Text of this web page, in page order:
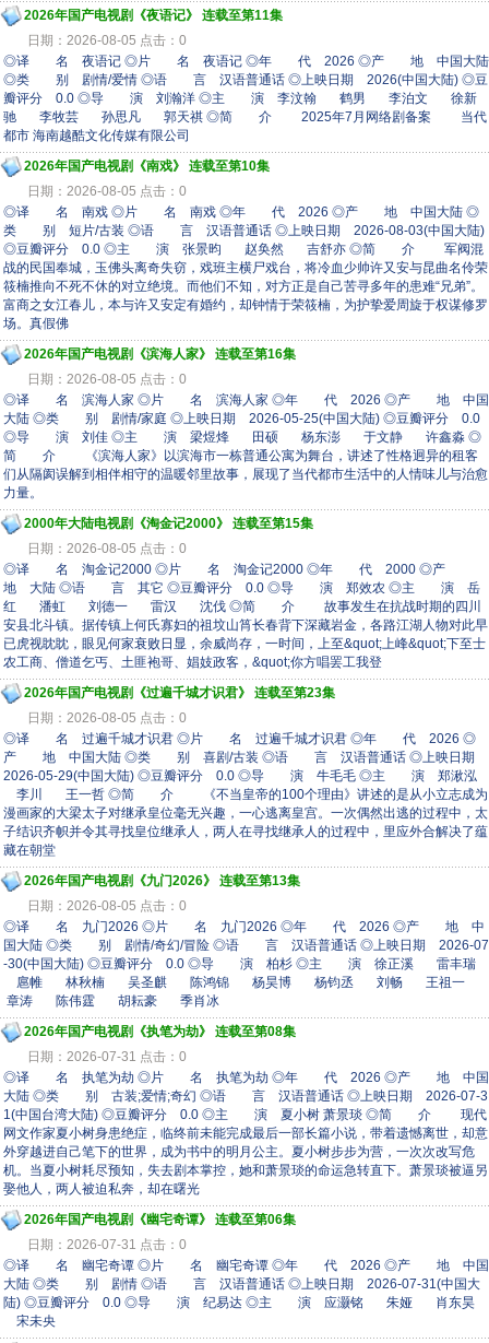
2026年国产电视剧《夜语记》 连载至第11集
日期：2026-08-05 点击：0
◎译 名 夜语记 ◎片 名 夜语记 ◎年 代 2026 ◎产 地 中国大陆
◎类 别 剧情/爱情 ◎语 言 汉语普通话 ◎上映日期 2026(中国大陆) ◎豆
瓣评分 0.0 ◎导 演 刘瀚洋 ◎主 演 李汶翰 鹤男 李泊文 徐新
驰 李牧芸 孙思凡 郭天祺 ◎简 介 2025年7月网络剧备案 当代
都市 海南越酷文化传媒有限公司
2026年国产电视剧《南戏》 连载至第10集
日期：2026-08-05 点击：0
◎译 名 南戏 ◎片 名 南戏 ◎年 代 2026 ◎产 地 中国大陆 ◎
类 别 短片/古装 ◎语 言 汉语普通话 ◎上映日期 2026-08-03(中国大陆)
◎豆瓣评分 0.0 ◎主 演 张景昀 赵奂然 吉舒亦 ◎简 介 军阀混
战的民国奉城，玉佛头离奇失窃，戏班主横尸戏台，将冷血少帅许又安与昆曲名伶荣
筱楠推向不死不休的对立绝境。而他们不知，对方正是自己苦寻多年的患难“兄弟”。
富商之女江春儿，本与许又安定有婚约，却钟情于荣筱楠，为护挚爱周旋于权谋修罗
场。真假佛
2026年国产电视剧《滨海人家》 连载至第16集
日期：2026-08-05 点击：0
◎译 名 滨海人家 ◎片 名 滨海人家 ◎年 代 2026 ◎产 地 中国
大陆 ◎类 别 剧情/家庭 ◎上映日期 2026-05-25(中国大陆) ◎豆瓣评分 0.0
◎导 演 刘佳 ◎主 演 梁煜烽 田硕 杨东澎 于文静 许鑫淼 ◎
简 介 《滨海人家》以滨海市一栋普通公寓为舞台，讲述了性格迥异的租客
们从隔阂误解到相伴相守的温暖邻里故事，展现了当代都市生活中的人情味儿与治愈
力量。
2000年大陆电视剧《淘金记2000》 连载至第15集
日期：2026-08-05 点击：0
◎译 名 淘金记2000 ◎片 名 淘金记2000 ◎年 代 2000 ◎产
地 大陆 ◎语 言 其它 ◎豆瓣评分 0.0 ◎导 演 郑效农 ◎主 演 岳
红 潘虹 刘德一 雷汉 沈伐 ◎简 介 故事发生在抗战时期的四川
安县北斗镇。据传镇上何氏寡妇的祖坟山筲长春背下深藏岩金，各路江湖人物对此早
已虎视眈眈，眼见何家衰败日显，余威尚存，一时间，上至&quot;上峰&quot;下至士
农工商、僧道乞丐、土匪袍哥、娼妓政客，&quot;你方唱罢工我登
2026年国产电视剧《过遍千城才识君》 连载至第23集
日期：2026-08-05 点击：0
◎译 名 过遍千城才识君 ◎片 名 过遍千城才识君 ◎年 代 2026 ◎
产 地 中国大陆 ◎类 别 喜剧/古装 ◎语 言 汉语普通话 ◎上映日期
2026-05-29(中国大陆) ◎豆瓣评分 0.0 ◎导 演 牛毛毛 ◎主 演 郑湫泓
李川 王一哲 ◎简 介 《不当皇帝的100个理由》讲述的是从小立志成为
漫画家的大梁太子对继承皇位毫无兴趣，一心逃离皇宫。一次偶然出逃的过程中，太
子结识齐帜并令其寻找皇位继承人，两人在寻找继承人的过程中，里应外合解决了蕴
藏在朝堂
2026年国产电视剧《九门2026》 连载至第13集
日期：2026-08-05 点击：0
◎译 名 九门2026 ◎片 名 九门2026 ◎年 代 2026 ◎产 地 中
国大陆 ◎类 别 剧情/奇幻/冒险 ◎语 言 汉语普通话 ◎上映日期 2026-07
-30(中国大陆) ◎豆瓣评分 0.0 ◎导 演 柏杉 ◎主 演 徐正溪 雷丰瑞
扈帷 林秋楠 吴圣麒 陈鸿锦 杨昊博 杨钧丞 刘畅 王祖一
章涛 陈伟霆 胡耘豪 季肖冰
2026年国产电视剧《执笔为劫》 连载至第08集
日期：2026-07-31 点击：0
◎译 名 执笔为劫 ◎片 名 执笔为劫 ◎年 代 2026 ◎产 地 中国
大陆 ◎类 别 古装;爱情;奇幻 ◎语 言 汉语普通话 ◎上映日期 2026-07-3
1(中国台湾大陆) ◎豆瓣评分 0.0 ◎主 演 夏小树 萧景琰 ◎简 介 现代
网文作家夏小树身患绝症，临终前未能完成最后一部长篇小说，带着遗憾离世，却意
外穿越进自己笔下的世界，成为书中的明月公主。夏小树步步为营，一次次改写危
机。当夏小树耗尽预知，失去剧本掌控，她和萧景琰的命运急转直下。萧景琰被逼另
娶他人，两人被迫私奔，却在曙光
2026年国产电视剧《幽宅奇谭》 连载至第06集
日期：2026-07-31 点击：0
◎译 名 幽宅奇谭 ◎片 名 幽宅奇谭 ◎年 代 2026 ◎产 地 中国
大陆 ◎类 别 剧情 ◎语 言 汉语普通话 ◎上映日期 2026-07-31(中国大
陆) ◎豆瓣评分 0.0 ◎导 演 纪易达 ◎主 演 应灏铭 朱娅 肖东昊
宋未央